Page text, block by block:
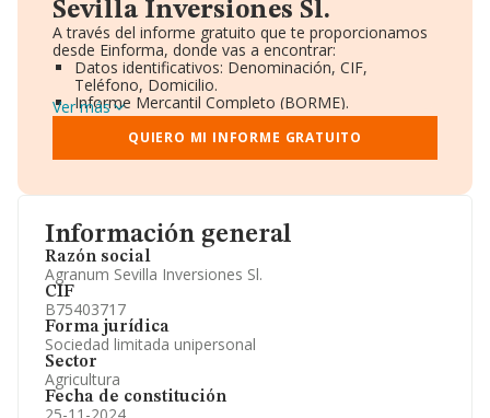
Información general
Razón social
Agranum Sevilla Inversiones Sl.
CIF
B75403717
Forma jurídica
Sociedad limitada unipersonal
Sector
Agricultura
Fecha de constitución
Sevilla Inversiones Sl.
A través del informe gratuito que te proporcionamos
desde Einforma, donde vas a encontrar:
Datos identificativos: Denominación, CIF,
Teléfono, Domicilio.
Informe Mercantil Completo (BORME).
Gráficos de Evolución Ventas y Empleados.
Consejo de Administración y Administradores.
Directivos y Ejecutivos.
Información oficial y registral complementaria.
Ver más
QUIERO MI INFORME GRATUITO